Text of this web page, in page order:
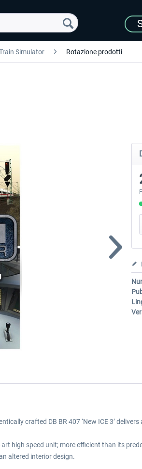
Simulator Rotazione prodotti
crafted DB BR 407 ‘New ICE 3’ delivers
high speed unit; more efficient than its
altered interior design.